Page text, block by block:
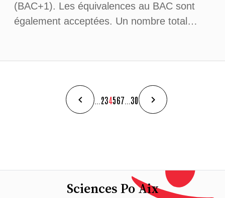
(BAC+1). Les équivalences au BAC sont
également acceptées. Un nombre total…
234567 30
Sciences Po Aix